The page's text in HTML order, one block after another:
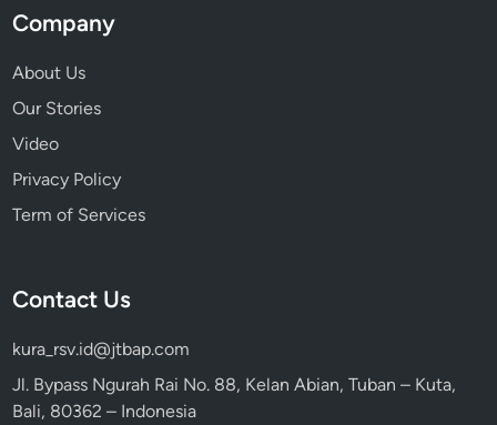
Company
About Us
Our Stories
Video
Privacy Policy
Term of Services
Contact Us
kura_rsv.id@jtbap.com
Jl. Bypass Ngurah Rai No. 88, Kelan Abian, Tuban – Kuta,
Bali, 80362 – Indonesia